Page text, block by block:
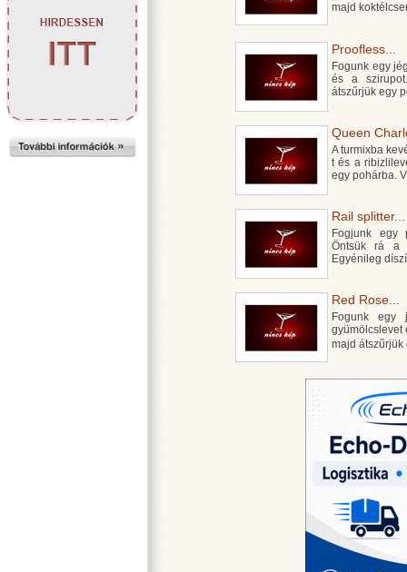
majd
Proofless...
Fogunk egy
és a
átszűrjük egy
Queen
A turmixba
t és a
egy pohárba.
Rail splitter...
Fogjunk egy
Öntsük rá a
Egyénileg
Red Rose...
Fogunk egy
gyümölcslevet
majd